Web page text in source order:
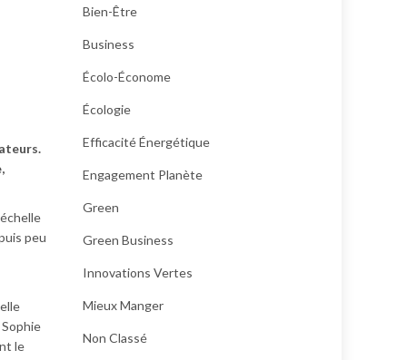
peu
le
Bien-Être
Business
Écolo-Économe
Écologie
Efficacité Énergétique
Engagement Planète
Green
Green Business
Innovations Vertes
Mieux Manger
Non Classé